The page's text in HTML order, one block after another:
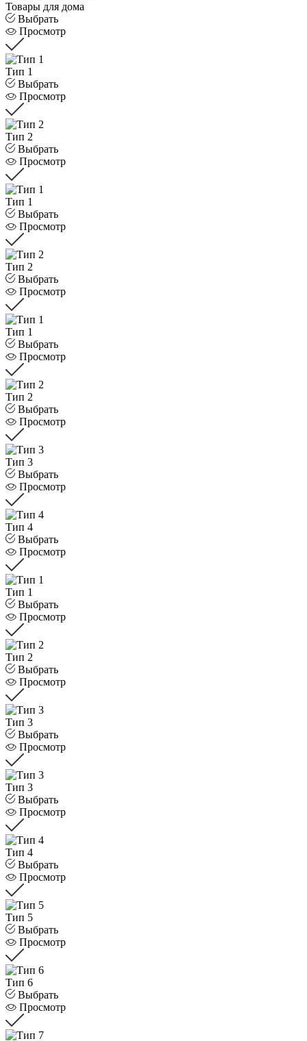
Товары для дома
Выбрать
Просмотр
Тип 1
Выбрать
Просмотр
Тип 2
Выбрать
Просмотр
Тип 1
Выбрать
Просмотр
Тип 2
Выбрать
Просмотр
Тип 1
Выбрать
Просмотр
Тип 2
Выбрать
Просмотр
Тип 3
Выбрать
Просмотр
Тип 4
Выбрать
Просмотр
Тип 1
Выбрать
Просмотр
Тип 2
Выбрать
Просмотр
Тип 3
Выбрать
Просмотр
Тип 3
Выбрать
Просмотр
Тип 4
Выбрать
Просмотр
Тип 5
Выбрать
Просмотр
Тип 6
Выбрать
Просмотр